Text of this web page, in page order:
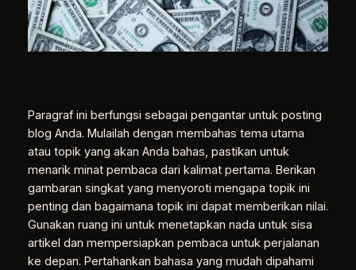
Paragraf ini berfungsi sebagai pengantar untuk posting
blog Anda. Mulailah dengan membahas tema utama
atau topik yang akan Anda bahas, pastikan untuk
menarik minat pembaca dari kalimat pertama. Berikan
gambaran singkat yang menyoroti mengapa topik ini
penting dan bagaimana topik ini dapat memberikan nilai.
Gunakan ruang ini untuk menetapkan nada untuk sisa
artikel dan mempersiapkan pembaca untuk perjalanan
ke depan. Pertahankan bahasa yang mudah dipahami